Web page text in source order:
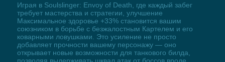
Играя в Soulslinger: Envoy of Death, где каждый забег
требует мастерства и стратегии, улучшение
Максимальное здоровье +33% становится вашим
союзником в борьбе с безжалостным Картелем и его
коварными ловушками. Это усиление не просто
добавляет прочности вашему персонажу — оно
открывает новые возможности для танкового билда,
позволяя выдерживать шквал атак от боссов вроде